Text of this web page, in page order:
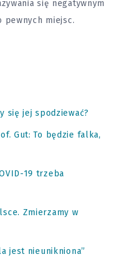
się negatywnym
miejsc.
się jej spodziewać?
Gut: To będzie falka,
19 trzeba
Zmierzamy w
jest nieunikniona”